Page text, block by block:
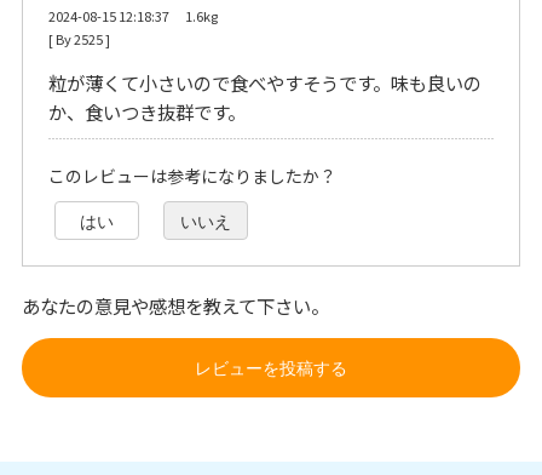
2024-08-15 12:18:37 1.6kg
[ By 2525 ]
粒が薄くて小さいので食べやすそうです。味も良いの
か、食いつき抜群です。
このレビューは参考になりましたか？
はい いいえ
あなたの意見や感想を教えて下さい。
レビューを投稿する